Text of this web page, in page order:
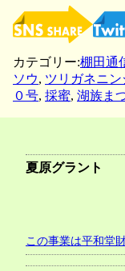
カテゴリー:棚田通
ソウ, ツリガネニン
０号, 採蜜, 湖族ま
夏原グラント
この事業は平和堂